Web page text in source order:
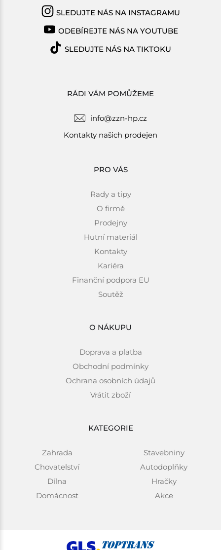
RÁDI VÁM POMŮŽEME
info@zzn-hp.cz
Kontakty našich prodejen
PRO VÁS
Rady a tipy
O firmě
Prodejny
Hutní materiál
Kontakty
Kariéra
Finanční podpora EU
Soutěž
O NÁKUPU
Doprava a platba
Obchodní podmínky
Ochrana osobních údajů
Vrátit zboží
KATEGORIE
Zahrada
Chovatelství
Dílna
Domácnost
Stavebniny
Autodoplňky
Hračky
Akce
SLEDUJTE NÁS NA INSTAGRAMU
ODEBÍREJTE NÁS NA YOUTUBE
SLEDUJTE NÁS NA TIKTOKU